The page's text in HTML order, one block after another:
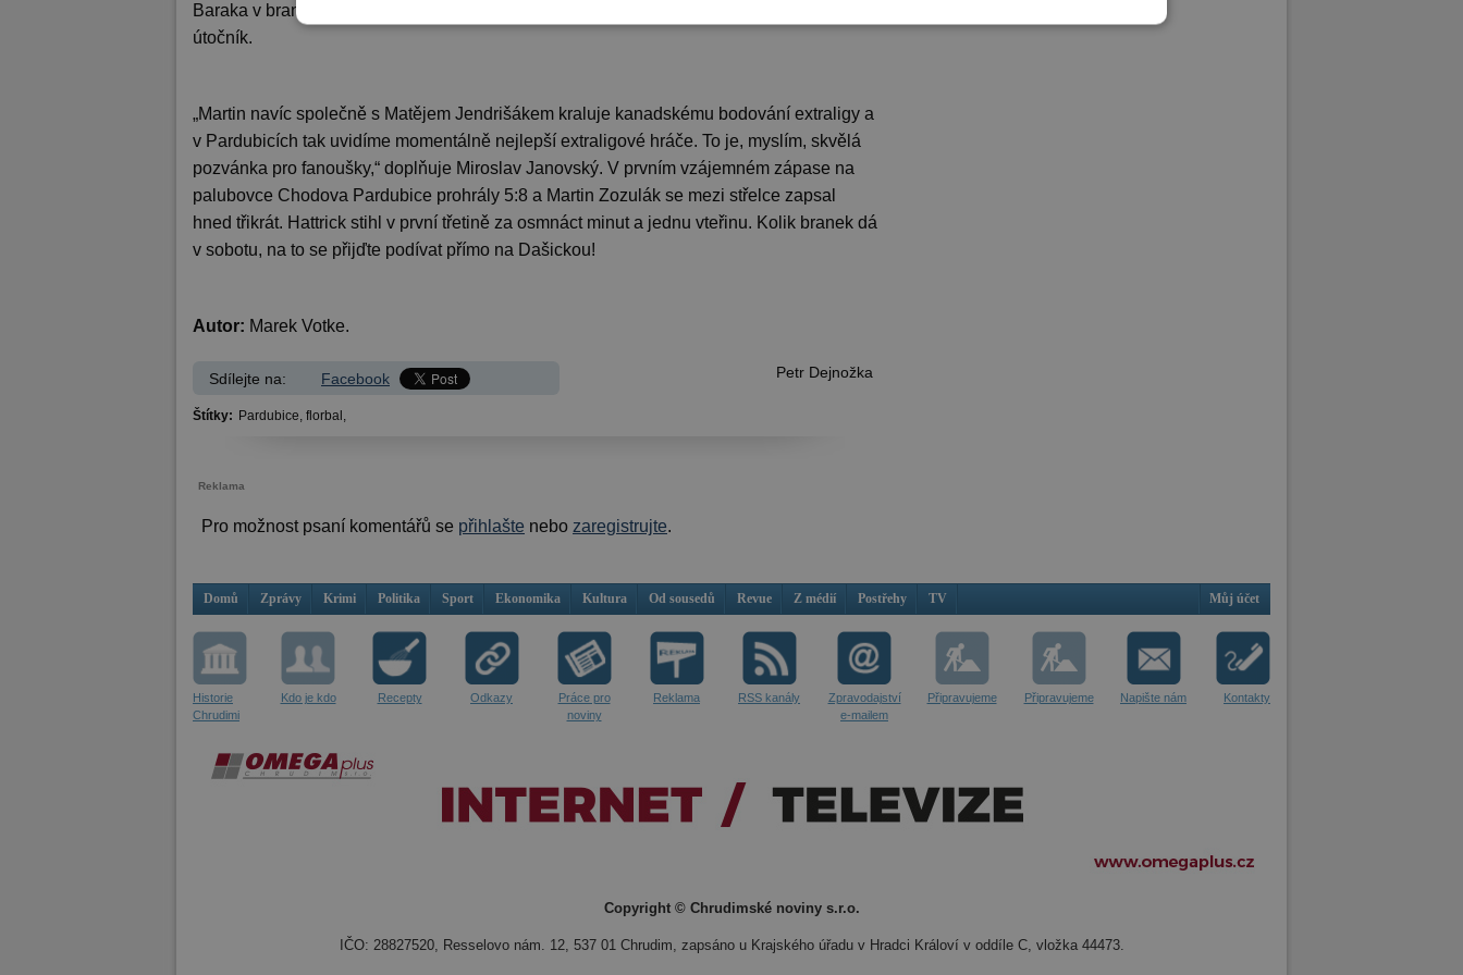
Baraka v brance potrápím alespoň stejně, jako v prvním zapase,“ usmívá se pardubický
útočník.
„Martin navíc společně s Matějem Jendrišákem kraluje kanadskému bodování extraligy a
v Pardubicích tak uvidíme momentálně nejlepší extraligové hráče. To je, myslím, skvělá
pozvánka pro fanoušky,“ doplňuje Miroslav Janovský. V prvním vzájemném zápase na
palubovce Chodova Pardubice prohrály 5:8 a Martin Zozulák se mezi střelce zapsal
hned třikrát. Hattrick stihl v první třetině za osmnáct minut a jednu vteřinu. Kolik branek dá
v sobotu, na to se přijďte podívat přímo na Dašickou!
Autor: Marek Votke.
Petr Dejnožka
Sdílejte na: Facebook
Štítky: Pardubice, florbal,
Reklama
Pro možnost psaní komentářů se přihlašte nebo zaregistrujte.
Domů Zprávy Krimi Politika Sport Ekonomika Kultura Od sousedů Revue Z médií Postřehy TV Můj účet
Historie
Chrudimi
Kdo je kdo Recepty Odkazy
Práce pro
noviny
Reklama RSS kanály
Zpravodajství
e-mailem
Připravujeme Připravujeme Napište nám Kontakty
Copyright © Chrudimské noviny s.r.o.
IČO: 28827520, Resselovo nám. 12, 537 01 Chrudim, zapsáno u Krajského úřadu v Hradci Královí v oddíle C, vložka 44473.